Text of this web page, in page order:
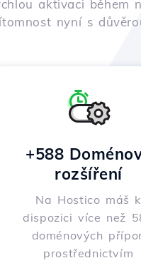
aktivaci během
nyní s
+588
rozšíření
Na Hostico máš k
dispozici více než
doménových
prostřednictvím